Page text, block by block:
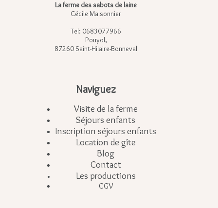
La ferme des sabots de laine
Cécile Maisonnier
Tel: 0683077966
Pouyol,
87260 Saint-Hilaire-Bonneval
Naviguez
Visite de la ferme
Séjours enfants
Inscription séjours enfants
Location de gîte
Blog
Contact
Les productions
CGV